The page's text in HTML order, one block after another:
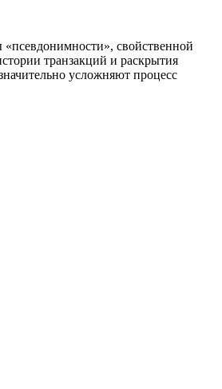
свойственной
транзакций и раскрытия
усложняют процесс